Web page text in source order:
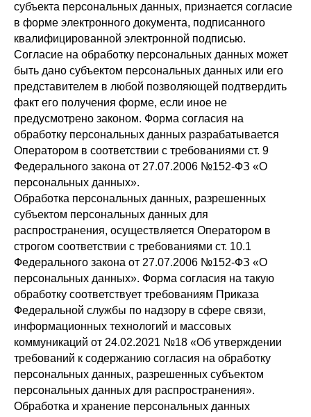
субъекта персональных данных, признается согласие
в форме электронного документа, подписанного
квалифицированной электронной подписью.
Согласие на обработку персональных данных может
быть дано субъектом персональных данных или его
представителем в любой позволяющей подтвердить
факт его получения форме, если иное не
предусмотрено законом. Форма согласия на
обработку персональных данных разрабатывается
Оператором в соответствии с требованиями ст. 9
Федерального закона от 27.07.2006 №152-ФЗ «О
персональных данных».
Обработка персональных данных, разрешенных
субъектом персональных данных для
распространения, осуществляется Оператором в
строгом соответствии с требованиями ст. 10.1
Федерального закона от 27.07.2006 №152-ФЗ «О
персональных данных». Форма согласия на такую
обработку соответствует требованиям Приказа
Федеральной службы по надзору в сфере связи,
информационных технологий и массовых
коммуникаций от 24.02.2021 №18 «Об утверждении
требований к содержанию согласия на обработку
персональных данных, разрешенных субъектом
персональных данных для распространения».
Обработка и хранение персональных данных